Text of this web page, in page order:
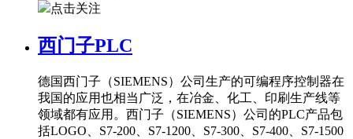
点击关注
西门子PLC
德国西门子（SIEMENS）公司生产的可编程序控制器在
我国的应用也相当广泛，在冶金、化工、印刷生产线等
领域都有应用。西门子（SIEMENS）公司的PLC产品包
括LOGO、S7-200、S7-1200、S7-300、S7-400、S7-1500